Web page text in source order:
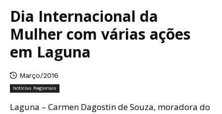
Dia Internacional da
Mulher com várias ações
em Laguna
Março/2016
Notícias Regionais
Laguna – Carmen Dagostin de Souza, moradora do